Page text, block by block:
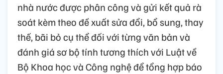
nhà nước được phân công và gửi kết quả rà
soát kèm theo đề xuất sửa đổi, bổ sung, thay
thế, bãi bỏ cụ thể đối với từng văn bản và
đánh giá sơ bộ tính tương thích với Luật về
Bộ Khoa học và Công nghệ để tổng hợp báo